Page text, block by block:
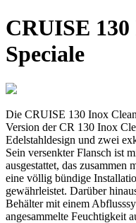
CRUISE
Speciale
Die CRUISE 130 Inox
Version der CR 130 Inox
Edelstahldesign und zwei
Sein versenkter Flansch ist
ausgestattet, das zusammen
eine völlig bündige
gewährleistet. Darüber
Behälter mit einem
angesammelte Feuchtigkeit